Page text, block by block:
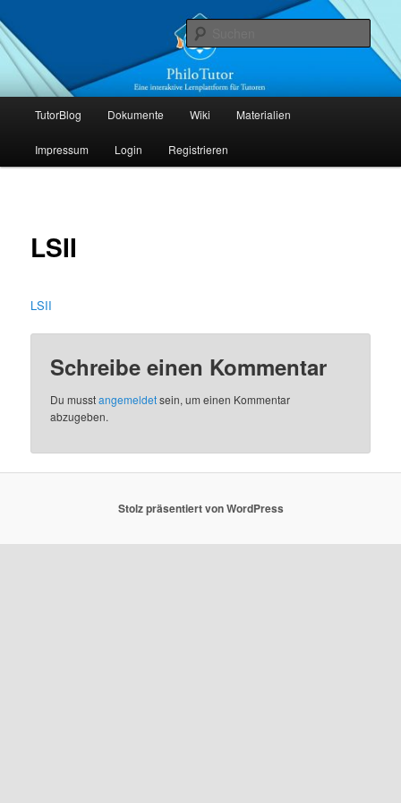
primären
Inhalt
springenPhiloTutor
TutorBlog Dokumente Wiki Materialien
Impressum Login Registrieren
LSII
LSII
Schreibe einen Kommentar
Du musstangemeldetsein, um einen Kommentar
abzugeben.
Stolz präsentiert von WordPress